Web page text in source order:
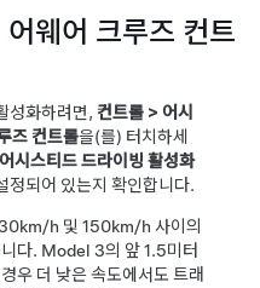
어웨어 크루즈 컨트
성화하려면, 컨트롤 > 어시
즈 컨트롤을(를) 터치하세
어시스티드 드라이빙 활성화
정되어 있는지 확인합니다.
h 및 150km/h 사이의
다. Model 3의 앞1.5미터
우 더 낮은 속도에서도트래